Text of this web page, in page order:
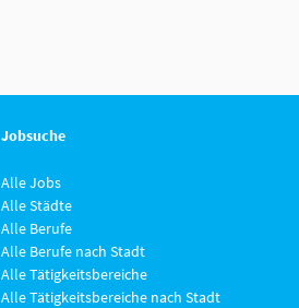
Jobsuche
Alle Jobs
Alle Städte
Alle Berufe
Alle Berufe nach Stadt
Alle Tätigkeitsbereiche
Alle Tätigkeitsbereiche nach Stadt